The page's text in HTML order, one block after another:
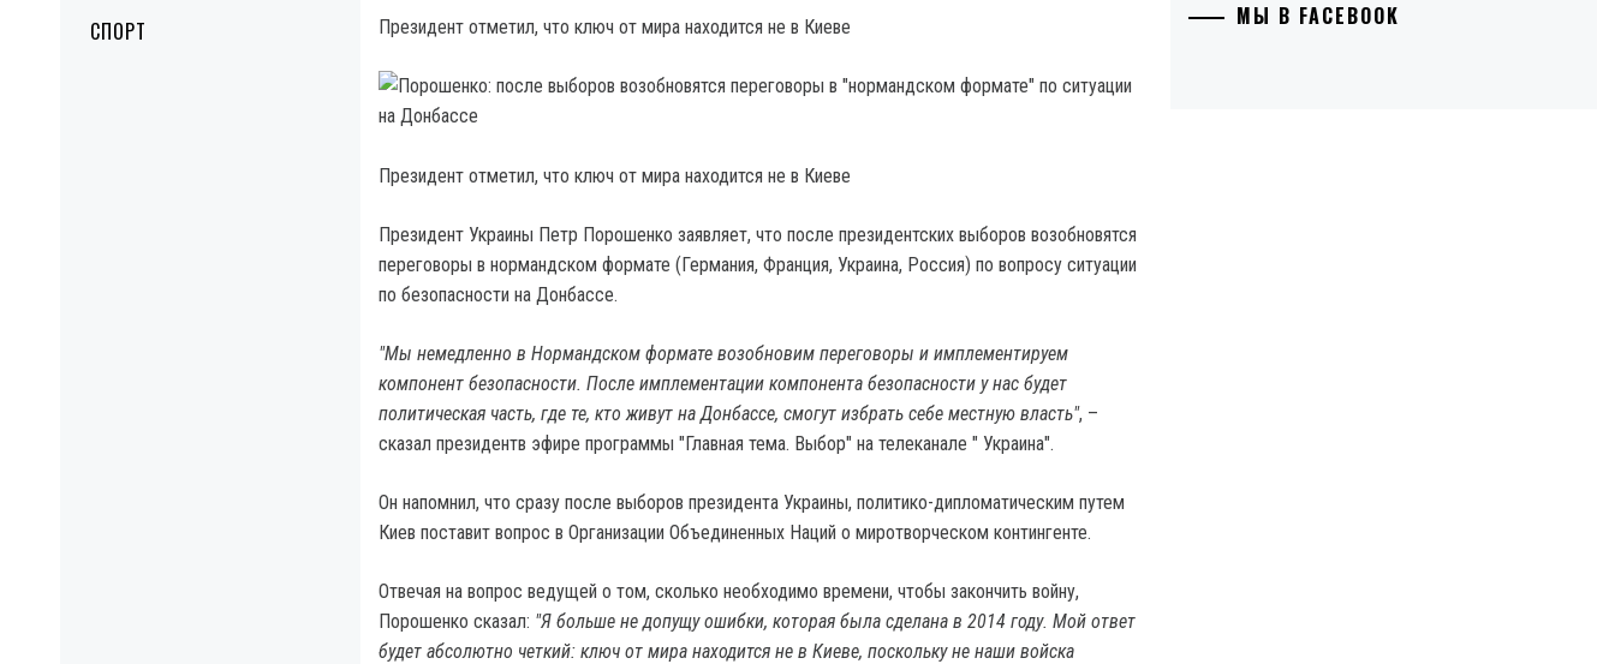
СПОРТ
Президент отметил, что ключ от мира находится не в Киеве
Президент отметил, что ключ от мира находится не в Киеве
Президент Украины Петр Порошенко заявляет, что после президентских выборов возобновятся
переговоры в нормандском формате (Германия, Франция, Украина, Россия) по вопросу ситуации
по безопасности на Донбассе.
"Мы немедленно в Нормандском формате возобновим переговоры и имплементируем
компонент безопасности. После имплементации компонента безопасности у нас будет
политическая часть, где те, кто живут на Донбассе, смогут избрать себе местную власть", –
сказал президентв эфире программы "Главная тема. Выбор" на телеканале " Украина".
Он напомнил, что сразу после выборов президента Украины, политико-дипломатическим путем
Киев поставит вопрос в Организации Объединенных Наций о миротворческом контингенте.
Отвечая на вопрос ведущей о том, сколько необходимо времени, чтобы закончить войну,
Порошенко сказал: "Я больше не допущу ошибки, которая была сделана в 2014 году. Мой ответ
будет абсолютно четкий: ключ от мира находится не в Киеве, поскольку не наши войска
МЫ В FACEBOOK